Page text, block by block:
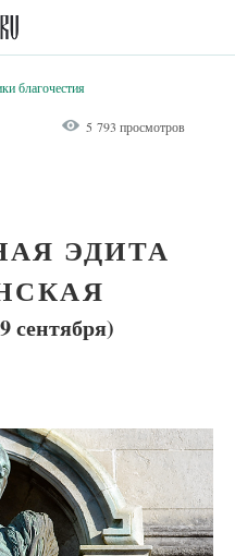
благочестия
5 793 просмотров
ЭДИТА
сентября)